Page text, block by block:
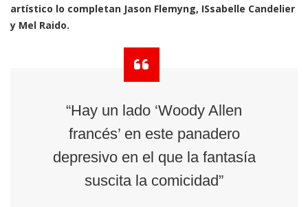
artístico lo completan Jason Flemyng, ISsabelle Candelier
y Mel Raido.
“Hay un lado ‘Woody Allen
francés’ en este panadero
depresivo en el que la fantasía
suscita la comicidad”